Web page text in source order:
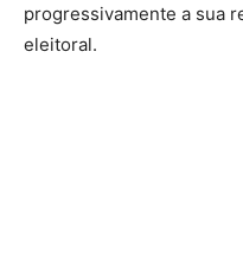
progressivamente a sua
eleitoral.